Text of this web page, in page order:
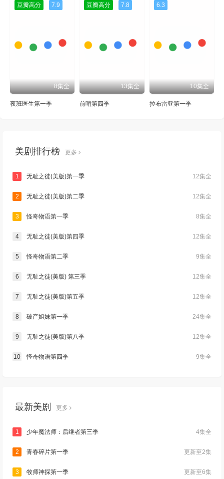
豆瓣高分 7.9
8集全
夜班医生第一季
豆瓣高分 7.8
13集全
前哨第四季
6.3
10集全
拉布雷亚第一季
美剧排行榜 更多
12集全
1 无耻之徒(美版)第一季
12集全
2 无耻之徒(美版)第二季
8集全
3 怪奇物语第一季
12集全
4 无耻之徒(美版)第四季
9集全
5 怪奇物语第二季
12集全
6 无耻之徒(美版) 第三季
12集全
7 无耻之徒(美版)第五季
24集全
8 破产姐妹第一季
12集全
9 无耻之徒(美版)第八季
9集全
10 怪奇物语第四季
最新美剧 更多
4集全
1 少年魔法师：后继者第三季
更新至2集
2 青春碎片第一季
更新至6集
3 牧师神探第一季